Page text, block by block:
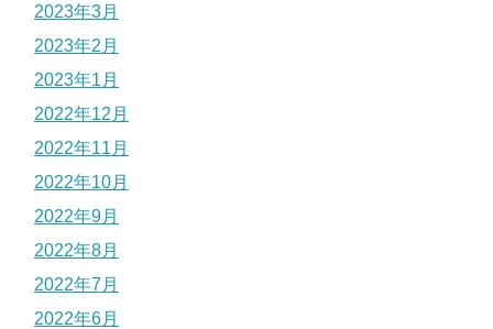
2023年3月
2023年2月
2023年1月
2022年12月
2022年11月
2022年10月
2022年9月
2022年8月
2022年7月
2022年6月